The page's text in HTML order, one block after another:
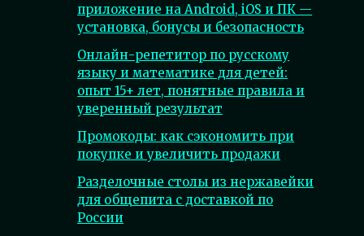
приложение на Android, iOS и ПК —
установка, бонусы и безопасность
Онлайн-репетитор по русскому
языку и математике для детей:
опыт 15+ лет, понятные правила и
уверенный результат
Промокоды: как сэкономить при
покупке и увеличить продажи
Разделочные столы из нержавейки
для общепита с доставкой по
России